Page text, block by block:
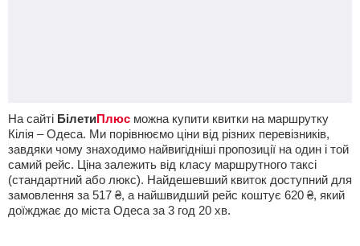
На сайті БілетиПлюс можна купити квитки на маршрутку
Кілія – Одеса. Ми порівнюємо ціни від різних перевізників,
завдяки чому знаходимо найвигідніші пропозиції на один і той
самий рейс. Ціна залежить від класу маршрутного таксі
(стандартний або люкс). Найдешевший квиток доступний для
замовлення за 517 ₴, а найшвидший рейс коштує 620 ₴, який
доїжджає до міста Одеса за 3 год 20 хв.